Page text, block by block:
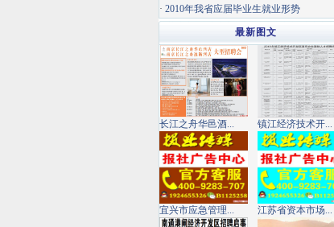
· 2010年我省应届毕业生就业形势
最新图文
长江之舟华邑酒... 镇江经济技术开...
宜兴市应急管理... 江苏省资本市场...